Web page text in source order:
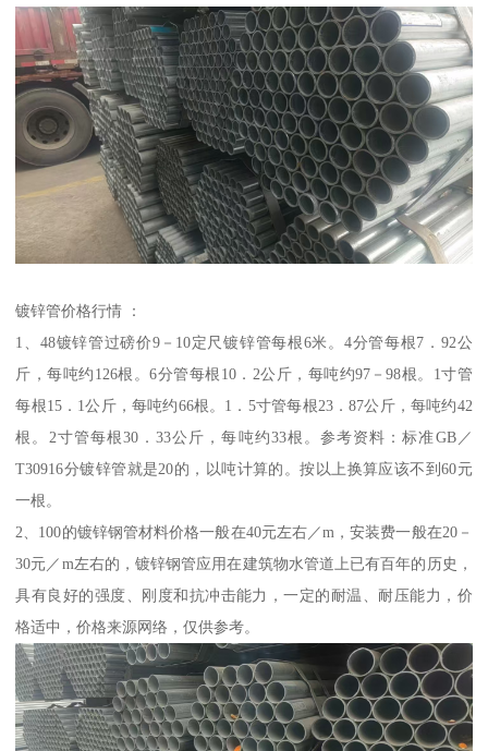
镀锌管价格行情 ：
1、48镀锌管过磅价9－10定尺镀锌管每根6米。4分管每根7．92公
斤，每吨约126根。6分管每根10．2公斤，每吨约97－98根。1寸管
每根15．1公斤，每吨约66根。1．5寸管每根23．87公斤，每吨约42
根。2寸管每根30．33公斤，每吨约33根。参考资料：标准GB／
T30916分镀锌管就是20的，以吨计算的。按以上换算应该不到60元
一根。
2、100的镀锌钢管材料价格一般在40元左右／m，安装费一般在20－
30元／m左右的，镀锌钢管应用在建筑物水管道上已有百年的历史，
具有良好的强度、刚度和抗冲击能力，一定的耐温、耐压能力，价
格适中，价格来源网络，仅供参考。